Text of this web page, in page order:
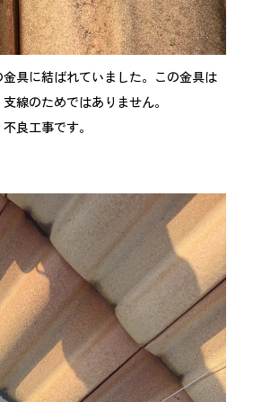
具に結ばれていました。この金具は
線のためではありません。
良工事です。